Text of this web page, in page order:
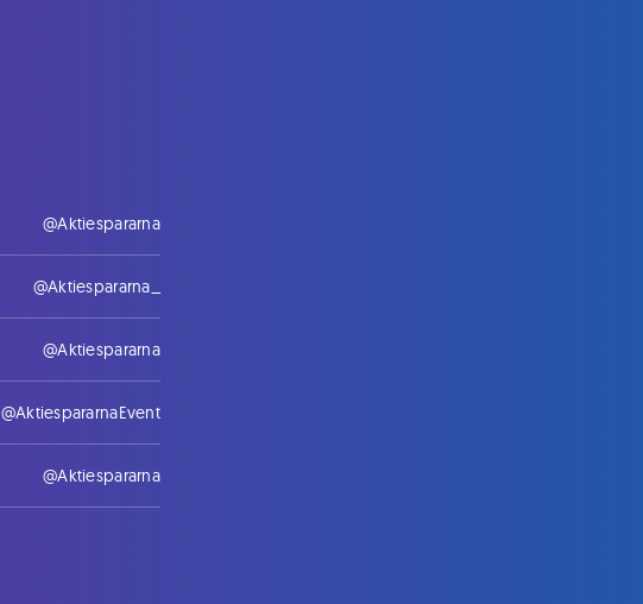
@Aktiespararna
@Aktiespararna_
@Aktiespararna
@AktiespararnaEvent
@Aktiespararna